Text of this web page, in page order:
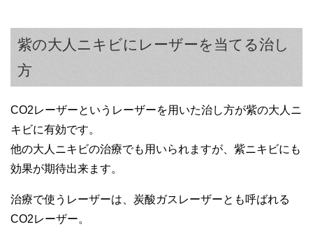
紫の大人ニキビにレーザーを当てる治し
方
CO2レーザーというレーザーを用いた治し方が紫の大人ニ
キビに有効です。
他の大人ニキビの治療でも用いられますが、紫ニキビにも
効果が期待出来ます。
治療で使うレーザーは、炭酸ガスレーザーとも呼ばれる
CO2レーザー。